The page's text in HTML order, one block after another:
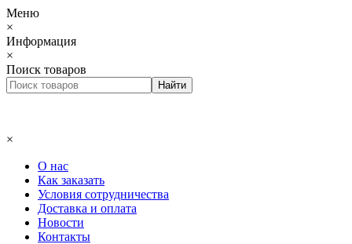
Меню
×
Информация
×
Поиск товаров
×
О нас
Как заказать
Условия сотрудничества
Доставка и оплата
Новости
Контакты